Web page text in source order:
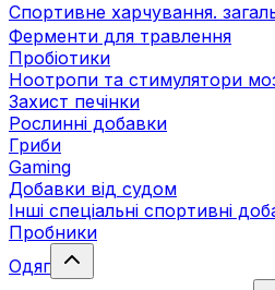
Спортивне харчування.
Ферменти для травлення
Пробіотики
Ноотропи та стимулятори
Захист печінки
Рослинні добавки
Гриби
Gaming
Добавки від судом
Інші спеціальні спортивні
Пробники
Одяг